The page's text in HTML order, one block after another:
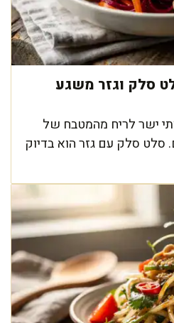
סלק וגזר משגע
ישר לריח מהמטבח של
סלט סלק עם גזר הוא בדיוק